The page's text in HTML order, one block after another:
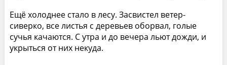
Ещё холоднее стало в лесу. Засвистел ветер-
сиверко, все листья с деревьев оборвал, голые
сучья качаются. С утра и до вечера льют дожди, и
укрыться от них некуда.